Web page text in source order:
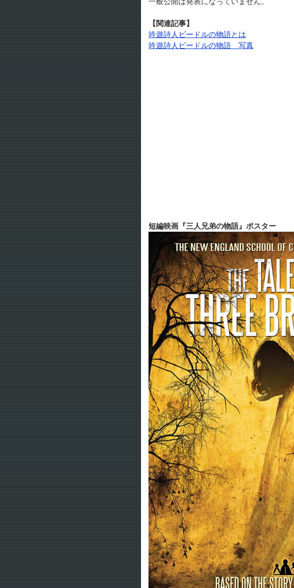
【関連記事】
吟遊詩人ビードルの物語とは
吟遊詩人ビードルの物語 写真
短編映画『三人兄弟の物語』ポスター